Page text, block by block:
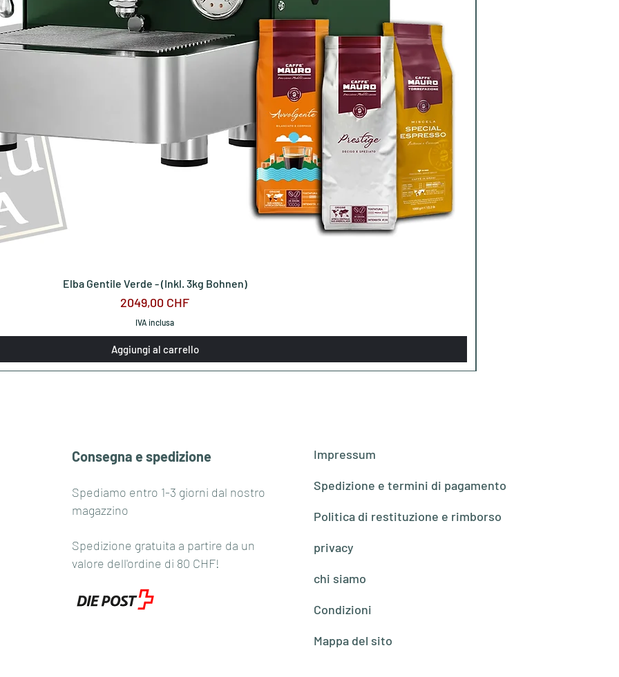
Elba Gentile Verde - (Inkl. 3kg Bohnen)
Prezzo
2049,00 CHF
IVA inclusa
Aggiungi al carrello
Consegna e spedizione
Spediamo entro 1-3 giorni dal nostro
magazzino
Spedizione gratuita a partire da un
valore dell'ordine di 80 CHF!
Impressum
Spedizione e termini di pagamento
Politica di restituzione e rimborso
privacy
chi siamo
Condizioni
Mappa del sito